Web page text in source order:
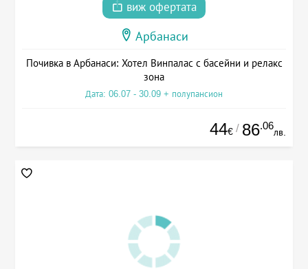
виж офертата
Арбанаси
Почивка в Арбанаси: Хотел Винпалас с басейни и релакс
зона
Дата: 06.07 - 30.09 + полупансион
44€ / 86.06
лв.